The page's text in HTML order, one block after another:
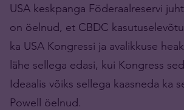
USA keskpanga Föderaalreservi
on öelnud, et CBDC
ka USA Kongressi ja avalikkuse
lähe sellega edasi, kui Kongress
Ideaalis võiks sellega kaasneda ka
Powell öelnud.